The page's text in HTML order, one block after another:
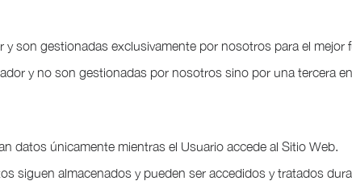
son gestionadas exclusivamente por nosotros para el mejor
y no son gestionadas por nosotros sino por una tercera
datos únicamente mientras el Usuario accede al Sitio Web.
siguen almacenados y pueden ser accedidos y tratados